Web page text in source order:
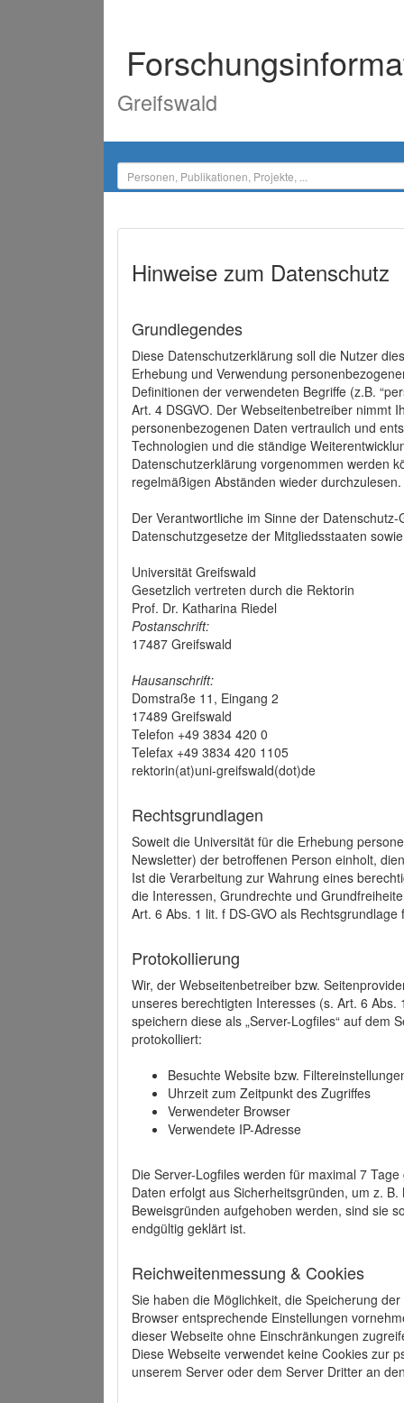
Greifswald
Hinweise zum Datenschutz
Grundlegendes
Diese Datenschutzerklärung soll die Nutzer
Erhebung und Verwendung
Definitionen der verwendeten Begriffe (z.B.
Art. 4 DSGVO. Der Webseitenbetreiber nimmt
personenbezogenen Daten vertraulich und
Technologien und die ständige
Datenschutzerklärung vorgenommen werden
regelmäßigen Abständen wieder durchzulesen.
Der Verantwortliche im Sinne der
Datenschutzgesetze der Mitgliedsstaaten
Universität Greifswald
Gesetzlich vertreten durch die Rektorin
Prof. Dr. Katharina Riedel
Postanschrift:
17487 Greifswald
Hausanschrift:
Domstraße 11, Eingang 2
17489 Greifswald
Telefon +49 3834 420 0
Telefax +49 3834 420 1105
rektorin(at)uni-greifswald(dot)de
Rechtsgrundlagen
Soweit die Universität für die Erhebung
Newsletter) der betroffenen Person einholt,
Ist die Verarbeitung zur Wahrung eines
die Interessen, Grundrechte und
Art. 6 Abs. 1 lit. f DS-GVO als
Protokollierung
Wir, der Webseitenbetreiber bzw.
unseres berechtigten Interesses (s. Art. 6
speichern diese als „Server-Logfiles“ auf dem
protokolliert:
Besuchte Website bzw.
Uhrzeit zum Zeitpunkt des Zugriffes
Verwendeter Browser
Verwendete IP-Adresse
Die Server-Logfiles werden für maximal 7
Daten erfolgt aus Sicherheitsgründen, um z.
Beweisgründen aufgehoben werden, sind sie
endgültig geklärt ist.
Reichweitenmessung & Cookies
Sie haben die Möglichkeit, die Speicherung
Browser entsprechende Einstellungen
dieser Webseite ohne Einschränkungen
Diese Webseite verwendet keine Cookies zur
unserem Server oder dem Server Dritter an